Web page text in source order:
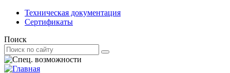
Техническая документация
Сертификаты
Поиск